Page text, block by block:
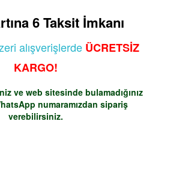
6 Taksit İmkanı
alışverişlerde ÜCRETSİZ
KARGO!
ve web sitesinde bulamadığınız
numaramızdan sipariş
verebilirsiniz.